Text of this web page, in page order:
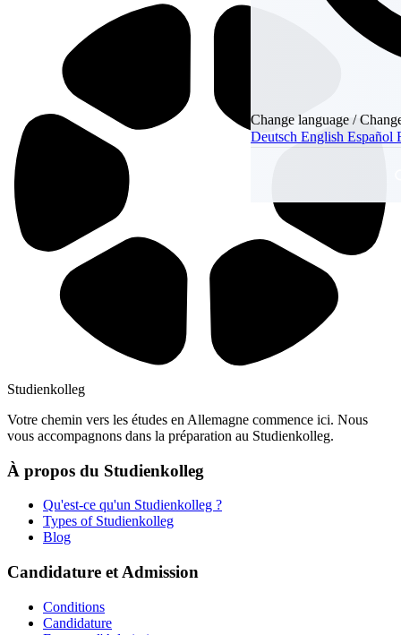
Change language /
DeutschEnglishEspañol
Studienkolleg
Votre chemin vers les études en Allemagne commence ici. Nous
vous accompagnons dans la préparation au Studienkolleg.
À propos du Studienkolleg
Qu'est-ce qu'un Studienkolleg ?
Types of Studienkolleg
Blog
Candidature et Admission
Conditions
Candidature